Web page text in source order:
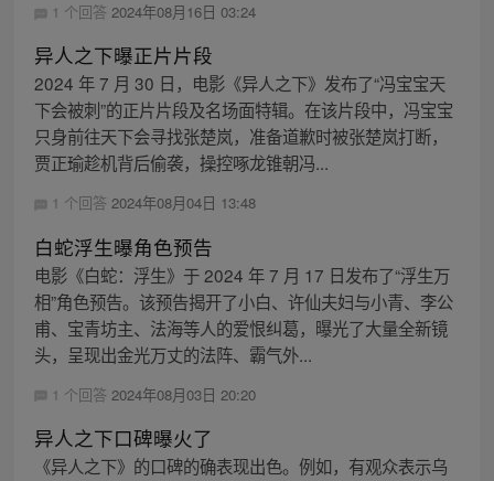
1 个回答 2024年08月16日 03:24
异人之下曝正片片段
2024 年 7 月 30 日，电影《异人之下》发布了“冯宝宝天
下会被刺”的正片片段及名场面特辑。在该片段中，冯宝宝
只身前往天下会寻找张楚岚，准备道歉时被张楚岚打断，
贾正瑜趁机背后偷袭，操控啄龙锥朝冯...
1 个回答 2024年08月04日 13:48
白蛇浮生曝角色预告
电影《白蛇：浮生》于 2024 年 7 月 17 日发布了“浮生万
相”角色预告。该预告揭开了小白、许仙夫妇与小青、李公
甫、宝青坊主、法海等人的爱恨纠葛，曝光了大量全新镜
头，呈现出金光万丈的法阵、霸气外...
1 个回答 2024年08月03日 20:20
异人之下口碑曝火了
《异人之下》的口碑的确表现出色。例如，有观众表示乌